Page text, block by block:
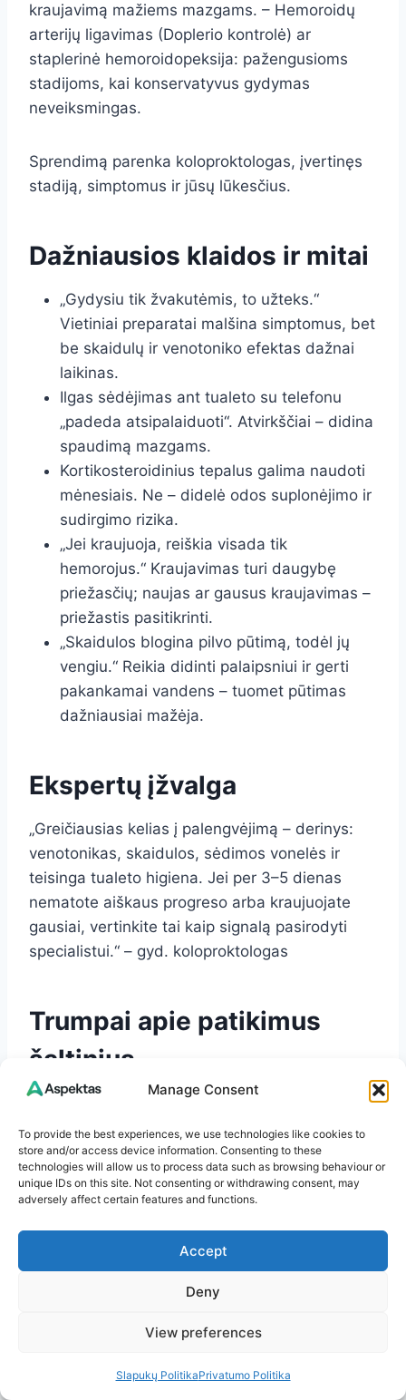
Manage Consent
To provide the best experiences, we use technologies like cookies to
store and/or access device information. Consenting to these
technologies will allow us to process data such as browsing behaviour or
unique IDs on this site. Not consenting or withdrawing consent, may
adversely affect certain features and functions.
Accept
Deny
View preferences
Slapukų PolitikaPrivatumo Politika
kraujavimą mažiems mazgams. – Hemoroidų
arterijų ligavimas (Doplerio kontrolė) ar
staplerinė hemoroidopeksija: pažengusioms
stadijoms, kai konservatyvus gydymas
neveiksmingas.
Sprendimą parenka koloproktologas, įvertinęs
stadiją, simptomus ir jūsų lūkesčius.
Dažniausios klaidos ir mitai
„Gydysiu tik žvakutėmis, to užteks.“
Vietiniai preparatai malšina simptomus, bet
be skaidulų ir venotoniko efektas dažnai
laikinas.
Ilgas sėdėjimas ant tualeto su telefonu
„padeda atsipalaiduoti“. Atvirkščiai – didina
spaudimą mazgams.
Kortikosteroidinius tepalus galima naudoti
mėnesiais. Ne – didelė odos suplonėjimo ir
sudirgimo rizika.
„Jei kraujuoja, reiškia visada tik
hemorojus.“ Kraujavimas turi daugybę
priežasčių; naujas ar gausus kraujavimas –
priežastis pasitikrinti.
„Skaidulos blogina pilvo pūtimą, todėl jų
vengiu.“ Reikia didinti palaipsniui ir gerti
pakankamai vandens – tuomet pūtimas
dažniausiai mažėja.
Ekspertų įžvalga
„Greičiausias kelias į palengvėjimą – derinys:
venotonikas, skaidulos, sėdimos vonelės ir
teisinga tualeto higiena. Jei per 3–5 dienas
nematote aiškaus progreso arba kraujuojate
gausiai, vertinkite tai kaip signalą pasirodyti
specialistui.“ – gyd. koloproktologas
Trumpai apie patikimus
šaltinius
Koloproktologų gairės nurodo flavonoidų
frakcijas (diosminą su hesperidinu) kaip
naudingą papildą konservatyviam
hemorojaus gydymui, ypač kraujavimui ir
skausmui mažinti.
venotonikai gali reikšmingai sutrumpinti
ūmių simptomų trukmę, nors tyrimų kokybė
įvairi; klinikinė nauda praktikoje plačiai
pripažįstama.
mažinant hemorojaus paūmėjimų riziką ir